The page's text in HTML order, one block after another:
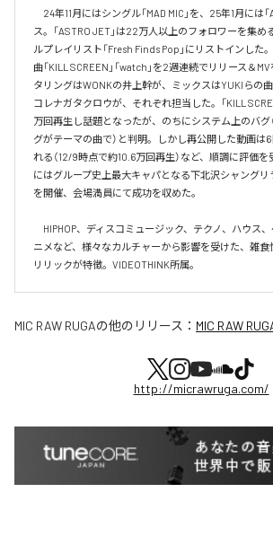
24年11月にはシングル「MAD MIC」を、25年1月には
ス。「ASTRO JET」は22万人以上のフォロワーを集
ルプレイリスト「Fresh Finds Pop」にリストインした
曲「KILL SCREEN」「watch」を2週連続でリリース＆
タリングはWONKの井上幹が、ミックスはYUKIらの
コレナガタクロウが、それぞれ担当した。「KILL
万回再生し話題となったが、のちにシステム上のバグ
グがテーマの曲で）と判明。しかし再公開した動画は
れる（12/9時点で約10.6万回再生）など、順調に評価
にはグループ史上最大キャパとなる下北沢シャング
を開催、会場満員にて成功を収めた。
HIPHOP、ディスコミュージック、テクノ、ハウス
ニメなど、様々なカルチャーから影響を受けた、雑
リリックが特徴。VIDEOTHINK所属。
MIC RAW RUGAの他のリリース： MIC RAW
http://micrawruga.com/